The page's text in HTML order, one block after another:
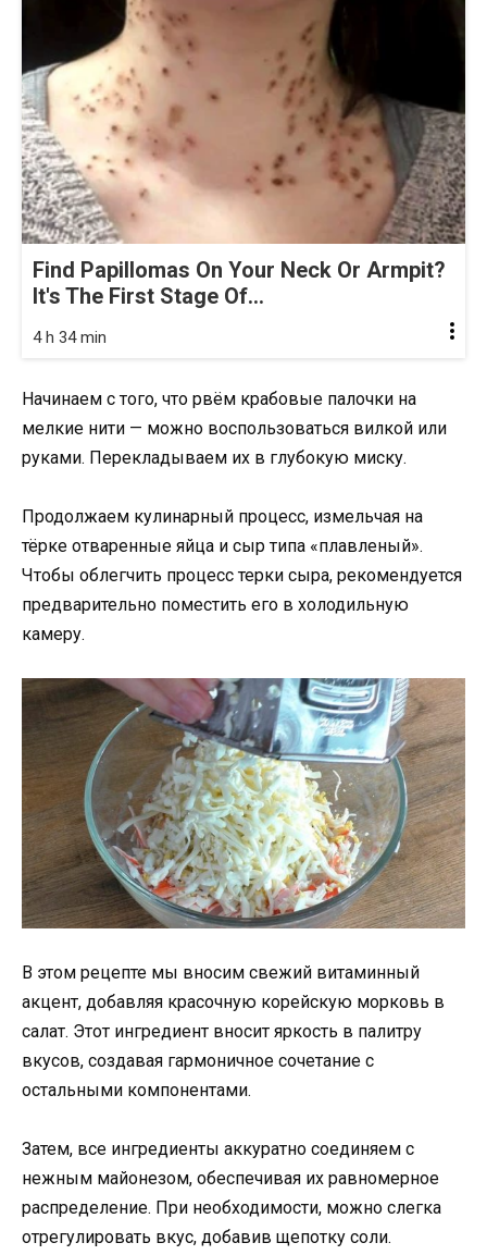
Find Papillomas On Your Neck Or Armpit?
It's The First Stage Of...
4 h 34 min
Начинаем с того, что рвём крабовые палочки на
мелкие нити — можно воспользоваться вилкой или
руками. Перекладываем их в глубокую миску.
Продолжаем кулинарный процесс, измельчая на
тёрке отваренные яйца и сыр типа «плавленый».
Чтобы облегчить процесс терки сыра, рекомендуется
предварительно поместить его в холодильную
камеру.
В этом рецепте мы вносим свежий витаминный
акцент, добавляя красочную корейскую морковь в
салат. Этот ингредиент вносит яркость в палитру
вкусов, создавая гармоничное сочетание с
остальными компонентами.
Затем, все ингредиенты аккуратно соединяем с
нежным майонезом, обеспечивая их равномерное
распределение. При необходимости, можно слегка
отрегулировать вкус, добавив щепотку соли.